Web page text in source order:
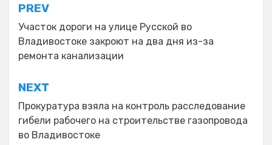
Навигация
по
записям
PREV
Участок дороги на улице Русской во
Владивостоке закроют на два дня из-за
ремонта канализации
NEXT
Прокуратура взяла на контроль расследование
гибели рабочего на строительстве газопровода
во Владивостоке